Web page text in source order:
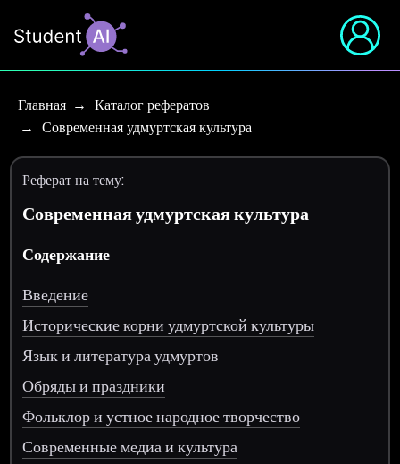
Главная
Каталог рефератов
Современная удмуртская культура
Реферат на тему:
Современная удмуртская культура
Содержание
Введение
Исторические корни удмуртской культуры
Язык и литература удмуртов
Обряды и праздники
Фольклор и устное народное творчество
Современные медиа и культура